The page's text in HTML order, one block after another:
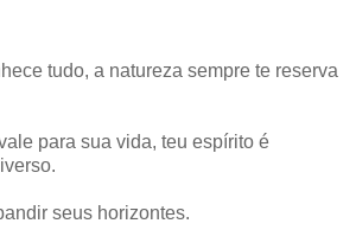
tudo, a natureza sempre te reserva
para sua vida, teu espírito é
seus horizontes.